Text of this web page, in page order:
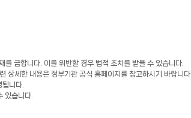
금합니다. 이를 위반할 경우 법적 조치를 받을 수 있습니다.
상세한 내용은 정부기관 공식 홈페이지를 참고하시기 바랍니다.
니다.
있습니다.